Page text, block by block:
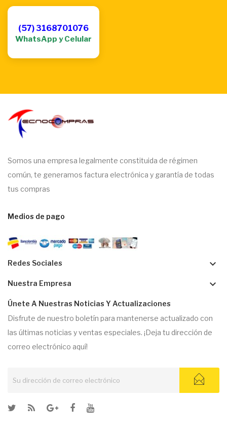
(57) 3168701076
WhatsApp y Celular
Somos una empresa legalmente constituida de régimen
común, te generamos factura electrónica y garantía de todas
tus compras
Medios de pago
Redes Sociales keyboard_arrow_down
Nuestra Empresa keyboard_arrow_down
Únete A Nuestras Noticias Y Actualizaciones
Disfrute de nuestro boletín para mantenerse actualizado con
las últimas noticias y ventas especiales. ¡Deja tu dirección de
correo electrónico aquí!